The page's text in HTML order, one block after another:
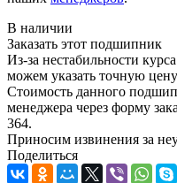
В наличии
Заказать этот подшипник
Из-за нестабильности
можем указать точную
Стоимость данного
менеджера через форму
364.
Приносим извинения за
Поделиться